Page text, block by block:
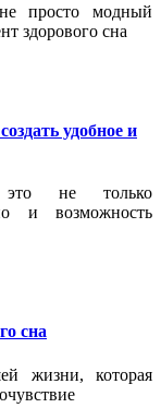
просто модный
здорового сна
удобное и
это не только
и возможность
сна
жизни, которая